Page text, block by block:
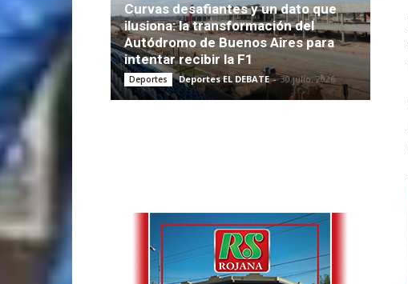
Curvas desafiantes y un dato que
ilusiona: la transformación del
Autódromo de Buenos Aires para
intentar recibir la F1
Deportes Deportes EL DEBATE - 30 julio, 2026